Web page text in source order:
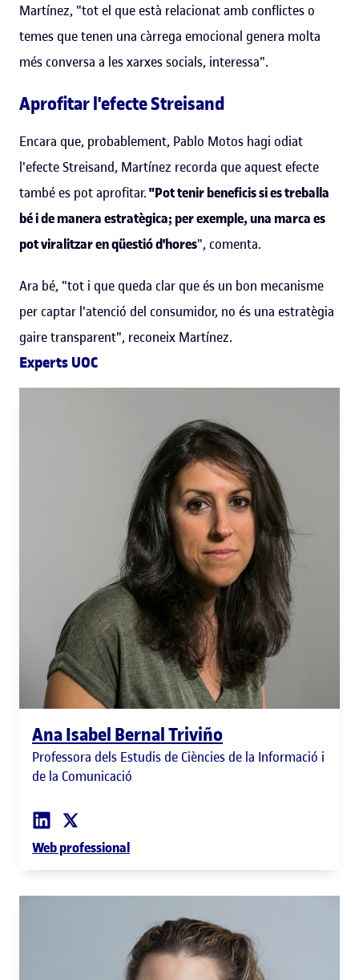
Martínez, "tot el que està relacionat amb conflictes o
temes que tenen una càrrega emocional genera molta
més conversa a les xarxes socials, interessa".
Aprofitar l'efecte Streisand
Encara que, probablement, Pablo Motos hagi odiat
l'efecte Streisand, Martínez recorda que aquest efecte
també es pot aprofitar."Pot tenir beneficis si es treballa
bé i de manera estratègica; per exemple, una marca es
pot viralitzar en qüestió d'hores", comenta.
Ara bé, "tot i que queda clar que és un bon mecanisme
per captar l'atenció del consumidor, no és una estratègia
gaire transparent", reconeix Martínez.
Experts UOC
Ana Isabel Bernal Triviño
Professora dels Estudis de Ciències de la Informació i
de la Comunicació
Web professional